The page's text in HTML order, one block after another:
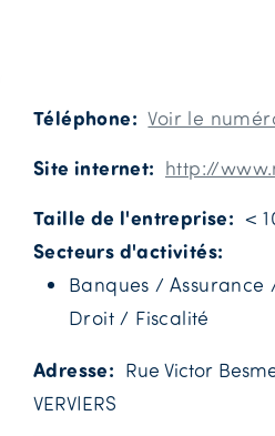
Téléphone Voir le
Site internet http://
Taille de l'entreprise <
Secteurs d'activités
Banques /
Droit / Fiscalité
Adresse
Rue Victor
VERVIERS